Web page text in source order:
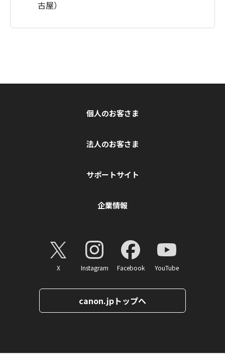
古屋）
個人のお客さま
法人のお客さま
サポートサイト
企業情報
X Instagram Facebook YouTube
canon.jpトップへ